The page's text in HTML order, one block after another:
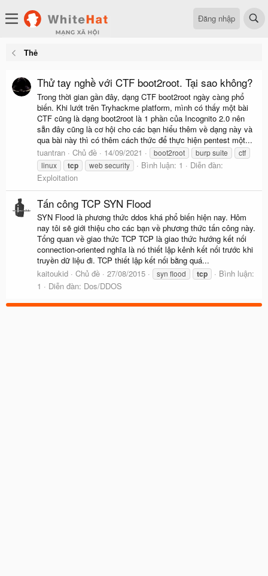
Đăng nhập
Thẻ
Thử tay nghề với CTF boot2root. Tại sao không?
Trong thời gian gần đây, dạng CTF boot2root ngày càng phổ
biến. Khi lướt trên Tryhackme platform, mình có thấy một bài
CTF cũng là dạng boot2root là 1 phần của Incognito 2.0 nên
sẵn đây cũng là cơ hội cho các bạn hiểu thêm về dạng này và
qua bài này thì có thêm cách thức để thực hiện pentest một...
tuantran
Chủ đề 14/09/2021 boot2root burp suite
ctf
linux
tcp web security Bình luận: 1
Diễn đàn:
Exploitation
Tấn công TCP SYN Flood
SYN Flood là phương thức ddos khá phổ biến hiện nay. Hôm
nay tôi sẽ giới thiệu cho các bạn về phương thức tấn công này.
Tổng quan về giao thức TCP TCP là giao thức hướng kết nối
connection-oriented nghĩa là nó thiết lập kênh kết nối trước khi
truyền dữ liệu đi. TCP thiết lập kết nối bằng quá...
kaitoukid
Chủ đề 27/08/2015 syn flood tcp
Bình luận:
1
Diễn đàn: Dos/DDOS